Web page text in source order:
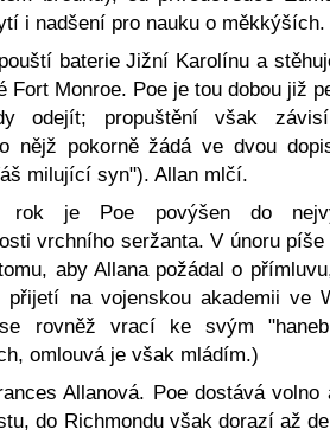
i nadšení pro nauku o měkkýších.
baterie Jižní Karolínu a
Fort Monroe. Poe je tou dobou již
odejít; propuštění však
nějž pokorně žádá ve dvou
milující syn"). Allan mlčí.
je Poe povýšen do
vrchního seržanta. V únoru
aby Allana požádal o
přijetí na vojenskou akademii ve
rovněž vrací ke svým
omlouvá je však mládím.)
Allanová. Poe dostává volno
do Richmondu však dorazí až